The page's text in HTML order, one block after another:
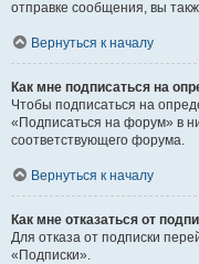
отправке сообщения, вы
Вернуться к началу
Как мне подписаться на
Чтобы подписаться на
«Подписаться на форум» в
соответствующего форума.
Вернуться к началу
Как мне отказаться от
Для отказа от подписки
«Подписки».